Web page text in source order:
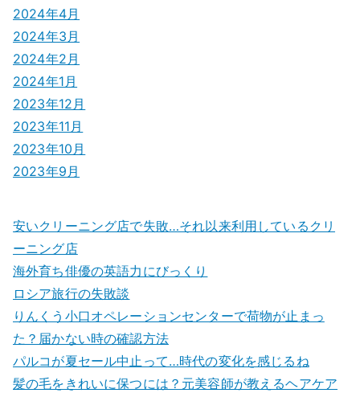
2024年4月
2024年3月
2024年2月
2024年1月
2023年12月
2023年11月
2023年10月
2023年9月
安いクリーニング店で失敗…それ以来利用しているクリ
ーニング店
海外育ち俳優の英語力にびっくり
ロシア旅行の失敗談
りんくう小口オペレーションセンターで荷物が止まっ
た？届かない時の確認方法
パルコが夏セール中止って…時代の変化を感じるね
髪の毛をきれいに保つには？元美容師が教えるヘアケア